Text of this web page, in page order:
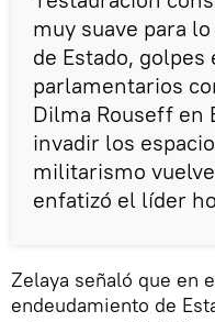
muy suave para
de Estado,
parlamentarios
Dilma Rouseff en
invadir los
militarismo
enfatizó el líder
Zelaya señaló que en
endeudamiento de